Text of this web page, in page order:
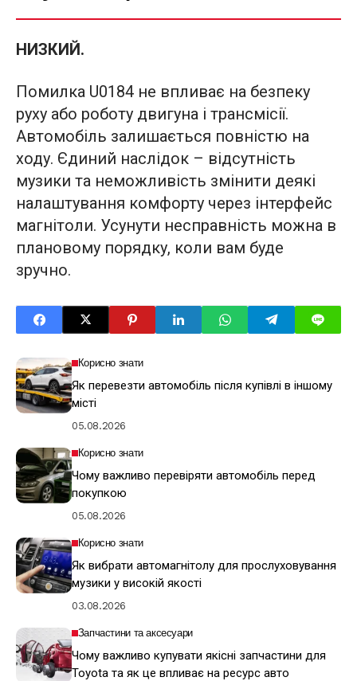
НИЗКИЙ.
Помилка U0184 не впливає на безпеку
руху або роботу двигуна і трансмісії.
Автомобіль залишається повністю на
ходу. Єдиний наслідок – відсутність
музики та неможливість змінити деякі
налаштування комфорту через інтерфейс
магнітоли. Усунути несправність можна в
плановому порядку, коли вам буде
зручно.
Корисно знати
Як перевезти автомобіль після купівлі в іншому
місті
05.08.2026
Корисно знати
Чому важливо перевіряти автомобіль перед
покупкою
05.08.2026
Корисно знати
Як вибрати автомагнітолу для прослуховування
музики у високій якості
03.08.2026
Запчастини та аксесуари
Чому важливо купувати якісні запчастини для
Toyota та як це впливає на ресурс авто